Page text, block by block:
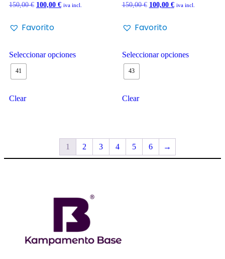
150,00€ 100,00 € iva incl.
Favorito
Seleccionar opciones
41
Clear
150,00€ 100,00 € iva incl.
Favorito
Seleccionar opciones
43
Clear
1 2 3 4 5 6 →